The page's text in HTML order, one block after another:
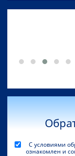
С условиями
ознакомлен и